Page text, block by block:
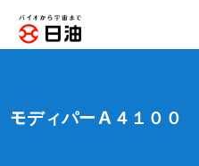
モディパーＡ４１００